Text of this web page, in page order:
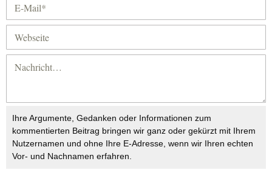
Ihre Argumente, Gedanken oder Informationen zum
kommentierten Beitrag bringen wir ganz oder gekürzt mit Ihrem
Nutzernamen und ohne Ihre E-Adresse, wenn wir Ihren echten
Vor- und Nachnamen erfahren.